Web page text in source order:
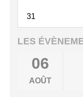
31
LES
06
AOÛT